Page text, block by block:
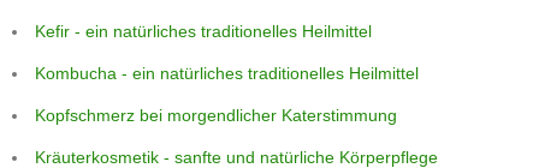
Kefir - ein natürliches traditionelles Heilmittel
Kombucha - ein natürliches traditionelles Heilmittel
Kopfschmerz bei morgendlicher Katerstimmung
Kräuterkosmetik - sanfte und natürliche Körperpflege